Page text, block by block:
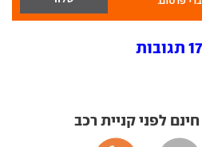
לפני קניית רכב